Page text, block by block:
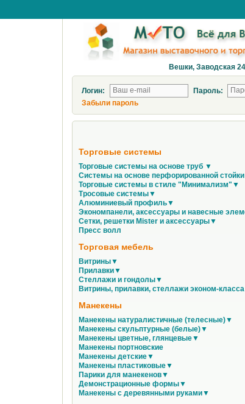
Вешки, Заводская 24
Логин:
Пароль:
Забыли пароль
Торговые системы
Торговые системы на основе труб ▼
Системы на основе перфорированной
Торговые системы в стиле "Минимализм"▼
Тросовые системы▼
Алюминиевый профиль▼
Экономпанели, аксессуары и навесные
Сетки, решетки Mister и аксессуары▼
Пресс волл
Торговая мебель
Витрины▼
Прилавки▼
Стеллажи и гондолы▼
Витрины, прилавки, стеллажи эконом-
Манекены
Манекены натуралистичные (телесные)▼
Манекены скульптурные (белые)▼
Манекены цветные, глянцевые▼
Манекены портновские
Манекены детские▼
Манекены пластиковые▼
Парики для манекенов▼
Демонстрационные формы▼
Манекены с деревянными руками▼